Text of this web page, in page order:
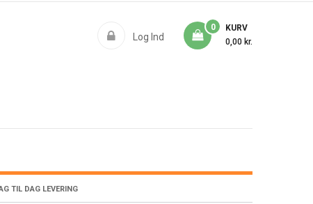
Log Ind
KURV
0
0,00 kr.
TIL DAG LEVERING